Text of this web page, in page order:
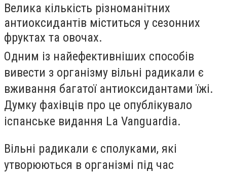
Велика кількість різноманітних
антиоксидантів міститься у сезонних
фруктах та овочах.
Одним із найефективніших способів
вивести з організму вільні радикали є
вживання багатої антиоксидантами їжі.
Думку фахівців про це опублікувало
іспанське видання La Vanguardia.
Вільні радикали є сполуками, які
утворюються в організмі під час